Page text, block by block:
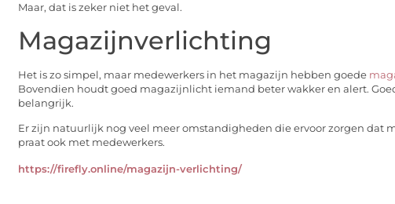
Maar, dat is zeker niet het geval.
Magazijnverlichting
Het is zo simpel, maar medewerkers in het magazijn hebben goede
Bovendien houdt goed magazijnlicht iemand beter wakker en alert.
belangrijk.
Er zijn natuurlijk nog veel meer omstandigheden die ervoor zorgen dat
praat ook met medewerkers.
https://firefly.online/magazijn-verlichting/